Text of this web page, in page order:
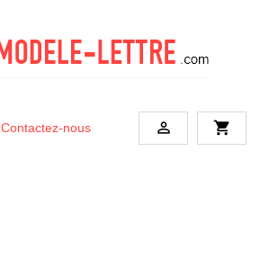
Contactez-nous  shopping_cart